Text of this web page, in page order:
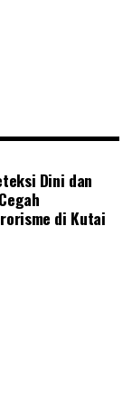
Dini dan
di Kutai